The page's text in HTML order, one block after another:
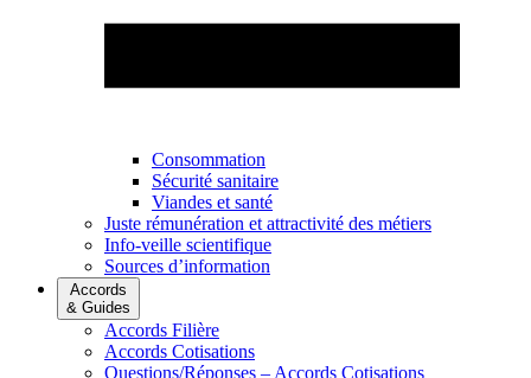
Consommation
Sécurité sanitaire
Viandes et santé
Juste rémunération et attractivité des métiers
Info-veille scientifique
Sources d’information
Accords
& Guides
Accords Filière
Accords Cotisations
Questions/Réponses – Accords Cotisations